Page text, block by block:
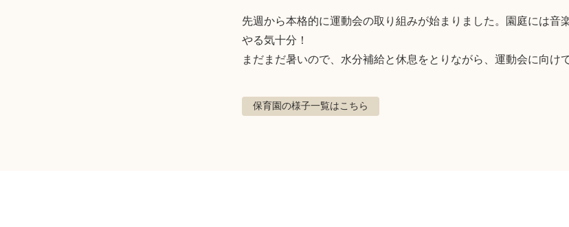
先週から本格的に運動会の取り組みが始まりました。園庭には音
やる気十分！
まだまだ暑いので、水分補給と休息をとりながら、運動会に向け
保育園の様子一覧はこちら